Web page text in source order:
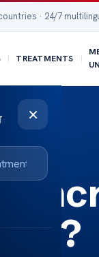
· 24/7
TREATMENTS
×